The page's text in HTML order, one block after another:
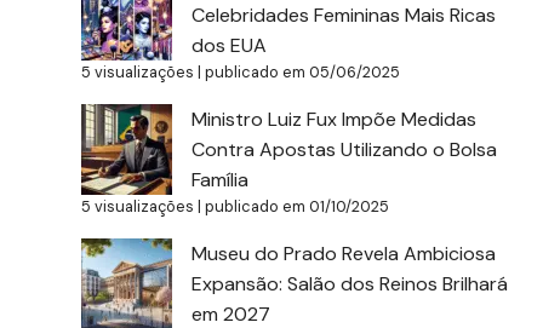
Celebridades Femininas Mais Ricas
dos EUA
5 visualizações |publicado em 05/06/2025
Ministro Luiz Fux Impõe Medidas
Contra Apostas Utilizando o Bolsa
Família
5 visualizações |publicado em 01/10/2025
Museu do Prado Revela Ambiciosa
Expansão: Salão dos Reinos Brilhará
em 2027